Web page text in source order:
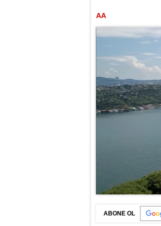
AA
ABONE OL